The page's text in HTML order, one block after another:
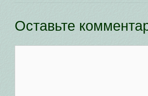
Оставьте